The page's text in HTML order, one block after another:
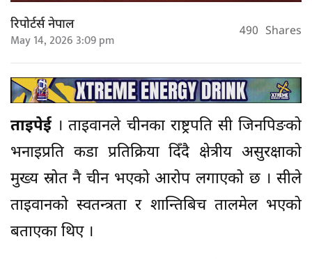
रिपोर्टर्स नेपाल
May 14, 2026 3:09 pm 490 Shares
ताइपेई । ताइवानले चीनका राष्ट्रपति सी जिनपिङको
भनाइप्रति कडा प्रतिक्रिया दिँदै क्षेत्रीय असुरक्षाको
मुख्य स्रोत नै चीन भएको आरोप लगाएको छ । सीले
ताइवानको स्वतन्त्रता र शान्तिबिच तालमेल भएको
बताएका थिए ।